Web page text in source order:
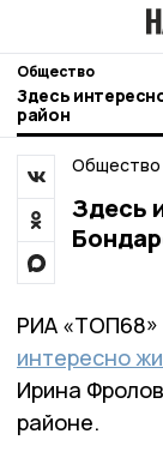
Общество
Здесь
район
Общество
Здесь
РИА «ТОП68»
интересно
Ирина
районе.